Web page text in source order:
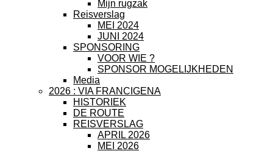
Mijn rugzak
Reisverslag
MEI 2024
JUNI 2024
SPONSORING
VOOR WIE ?
SPONSOR MOGELIJKHEDEN
Media
2026 : VIA FRANCIGENA
HISTORIEK
DE ROUTE
REISVERSLAG
APRIL 2026
MEI 2026